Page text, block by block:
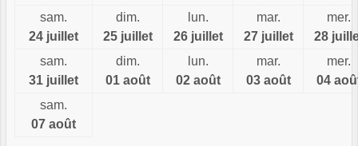
sam.
24 juillet
dim.
25 juillet
lun.
26 juillet
mar.
27 juillet
mer.
28
sam.
31 juillet
dim.
01 août
lun.
02 août
mar.
03 août
mer.
04
sam.
07 août